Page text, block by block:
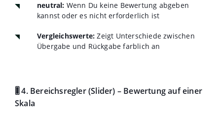
neutral: Wenn Du keine Bewertung abgeben
kannst oder es nicht erforderlich ist
Vergleichswerte: Zeigt Unterschiede zwischen
Übergabe und Rückgabe farblich an
🎚️ 4. Bereichsregler (Slider) – Bewertung auf einer
Skala